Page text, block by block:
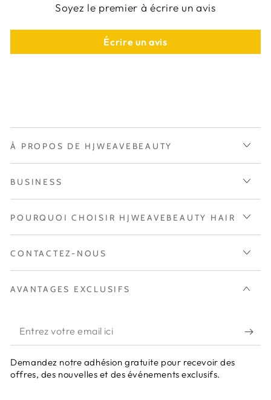
Soyez le premier à écrire un avis
Écrire un avis
À PROPOS DE HJWEAVEBEAUTY
BUSINESS
POURQUOI CHOISIR HJWEAVEBEAUTY HAIR
CONTACTEZ-NOUS
AVANTAGES EXCLUSIFS
Entrez
votre
email
Demandez notre adhésion gratuite pour recevoir des
offres, des nouvelles et des événements exclusifs.